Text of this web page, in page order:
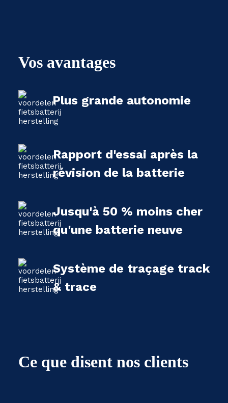
Vos avantages
Plus grande autonomie
Rapport d'essai après la
révision de la batterie
Jusqu'à 50 % moins cher
qu'une batterie neuve
Système de traçage track
& trace
Ce que disent nos clients